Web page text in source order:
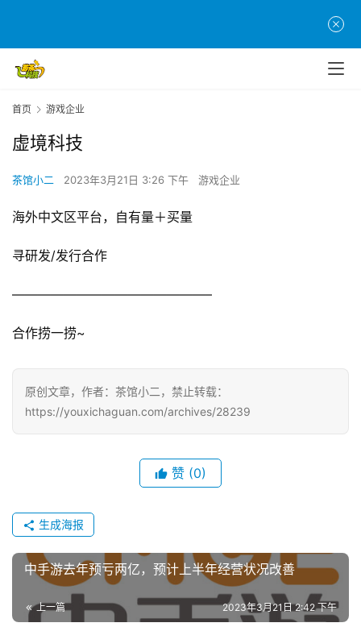
页
游
原
游
戏
业
界
机
戏
单
机
休
闲
游
戏
首页 游戏企业
虚境科技
茶馆小二 2023年3月21日 3:26 下午 游戏企业
海外中文区平台，自有量＋买量
寻研发/发行合作
———————————————–
合作捞一捞~
原创文章，作者：茶馆小二，禁止转载：
https://youxichaguan.com/archives/28239
赞 (0)
生成海报
中手游去年预亏两亿，预计上半年经营状况改善
上一篇 2023年3月21日 2:42 下午